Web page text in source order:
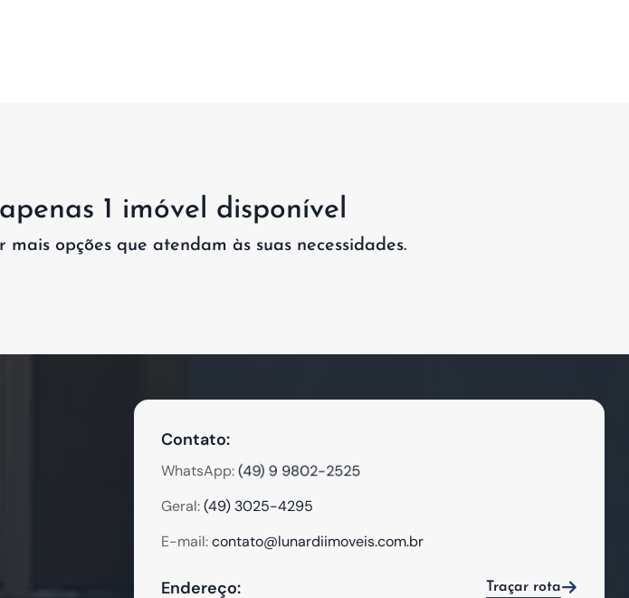
1 imóvel disponível
opções que atendam às suas necessidades.
Contato:
WhatsApp:(49) 9 9802-2525
Geral:(49) 3025-4295
E-mail:contato@lunardiimoveis.com.br
Endereço: Traçar rota